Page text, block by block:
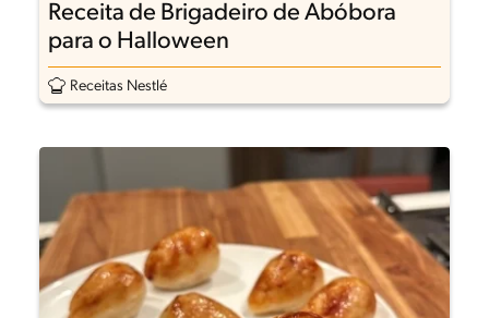
Receita de Brigadeiro de Abóbora
para o Halloween
Receitas Nestlé